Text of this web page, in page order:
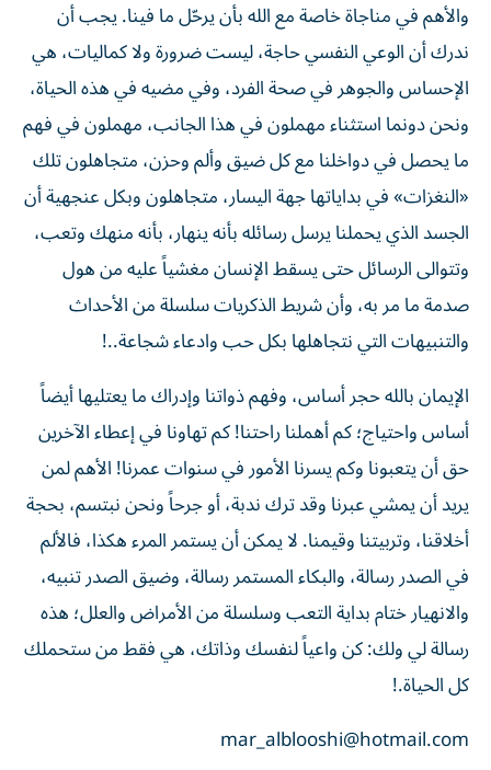
والأهم في مناجاة خاصة مع الله بأن يرحّل ما فينا. يجب أن
ندرك أن الوعي النفسي حاجة، ليست ضرورة ولا كماليات، هي
الإحساس والجوهر في صحة الفرد، وفي مضيه في هذه الحياة،
ونحن دونما استثناء مهملون في هذا الجانب، مهملون في فهم
ما يحصل في دواخلنا مع كل ضيق وألم وحزن، متجاهلون تلك
«النغزات» في بداياتها جهة اليسار، متجاهلون وبكل عنجهية أن
الجسد الذي يحملنا يرسل رسائله بأنه ينهار، بأنه منهك وتعب،
وتتوالى الرسائل حتى يسقط الإنسان مغشياً عليه من هول
صدمة ما مر به، وأن شريط الذكريات سلسلة من الأحداث
والتنبيهات التي نتجاهلها بكل حب وادعاء شجاعة..!
الإيمان بالله حجر أساس، وفهم ذواتنا وإدراك ما يعتليها أيضاً
أساس واحتياج؛ كم أهملنا راحتنا! كم تهاونا في إعطاء الآخرين
حق أن يتعبونا وكم يسرنا الأمور في سنوات عمرنا! الأهم لمن
يريد أن يمشي عبرنا وقد ترك ندبة، أو جرحاً ونحن نبتسم، بحجة
أخلاقنا، وتربيتنا وقيمنا. لا يمكن أن يستمر المرء هكذا، فالألم
في الصدر رسالة، والبكاء المستمر رسالة، وضيق الصدر تنبيه،
والانهيار ختام بداية التعب وسلسلة من الأمراض والعلل؛ هذه
رسالة لي ولك: كن واعياً لنفسك وذاتك، هي فقط من ستحملك
كل الحياة.!
mar_alblooshi@hotmail.com